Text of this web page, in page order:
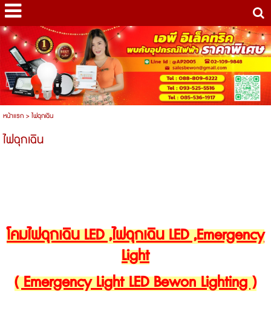
หน้าแรก>ไฟฉุกเฉิน
ไฟฉุกเฉิน
โคมไฟฉุกเฉิน LED ,ไฟฉุกเฉิน LED ,Emergency
Light
( Emergency Light LED Bewon Lighting )